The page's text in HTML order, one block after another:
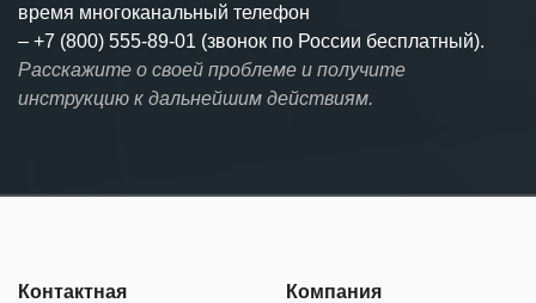
время многоканальный телефон
– +7 (800) 555-89-01 (звонок по России бесплатный).
Расскажите о своей проблеме и получите
инструкцию к дальнейшим действиям.
Контактная
Компания